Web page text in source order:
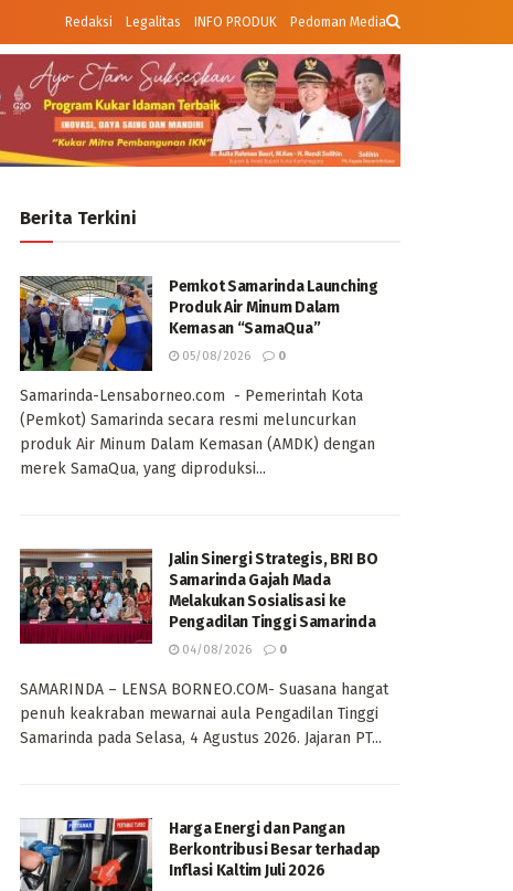
Redaksi Legalitas INFO PRODUK Pedoman Media
Berita Terkini
Pemkot Samarinda Launching
Produk Air Minum Dalam
Kemasan “SamaQua”
05/08/2026 0
Samarinda-Lensaborneo.com - Pemerintah Kota
(Pemkot) Samarinda secara resmi meluncurkan
produk Air Minum Dalam Kemasan (AMDK) dengan
merek SamaQua, yang diproduksi...
Jalin Sinergi Strategis, BRI BO
Samarinda Gajah Mada
Melakukan Sosialisasi ke
Pengadilan Tinggi Samarinda
04/08/2026 0
SAMARINDA – LENSA BORNEO.COM- Suasana hangat
penuh keakraban mewarnai aula Pengadilan Tinggi
Samarinda pada Selasa, 4 Agustus 2026. Jajaran PT...
Harga Energi dan Pangan
Berkontribusi Besar terhadap
Inflasi Kaltim Juli 2026